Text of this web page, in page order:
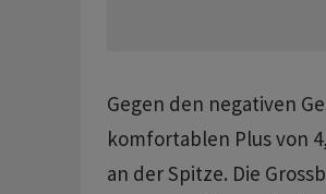
Gegen den negativen
komfortablen Plus von
an der Spitze. Die